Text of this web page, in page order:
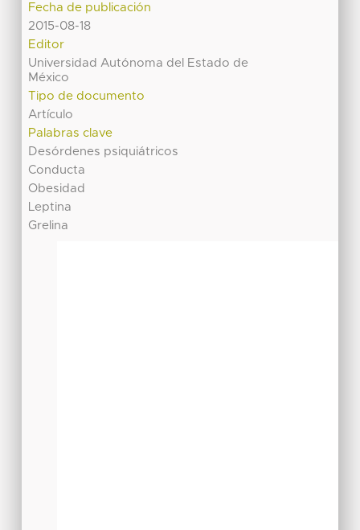
Fecha de publicación
2015-08-18
Editor
Universidad Autónoma del Estado de
México
Tipo de documento
Artículo
Palabras clave
Desórdenes psiquiátricos
Conducta
Obesidad
Leptina
Grelina